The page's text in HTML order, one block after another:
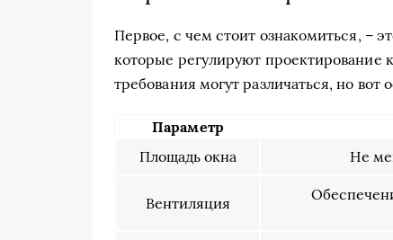
Первое, с чем стоит ознакомиться, –
которые регулируют проектирование
требования могут различаться, но
Параметр
Площадь окна
Не
Вентиляция